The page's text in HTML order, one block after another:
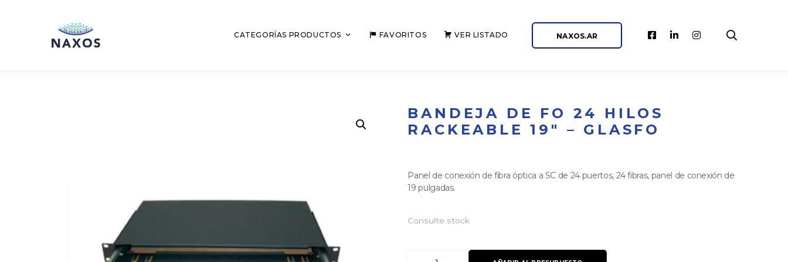
CATEGORÍAS PRODUCTOS FAVORITOS VER LISTADO NAXOS.AR
BANDEJA DE FO 24 HILOS
RACKEABLE 19″ – GLASFO
Panel de conexión de fibra óptica a SC de 24 puertos, 24 fibras, panel de conexión de
19 pulgadas.
Consulte stock